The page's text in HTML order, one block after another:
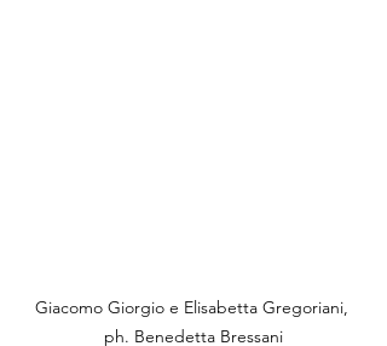
Giacomo Giorgio e Elisabetta Gregoriani,
ph. Benedetta Bressani